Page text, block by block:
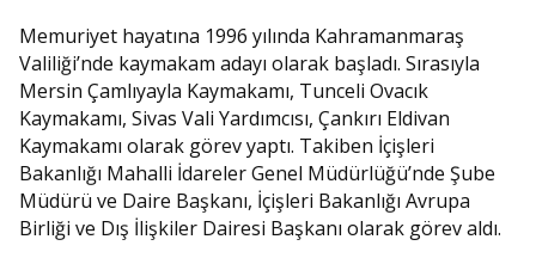
Memuriyet hayatına 1996 yılında Kahramanmaraş
Valiliği’nde kaymakam adayı olarak başladı. Sırasıyla
Mersin Çamlıyayla Kaymakamı, Tunceli Ovacık
Kaymakamı, Sivas Vali Yardımcısı, Çankırı Eldivan
Kaymakamı olarak görev yaptı. Takiben İçişleri
Bakanlığı Mahalli İdareler Genel Müdürlüğü’nde Şube
Müdürü ve Daire Başkanı, İçişleri Bakanlığı Avrupa
Birliği ve Dış İlişkiler Dairesi Başkanı olarak görev aldı.